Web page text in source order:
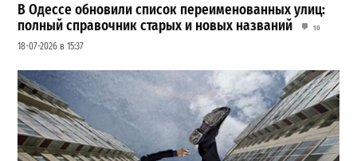
В Одессе обновили список переименованных улиц:
полный справочник старых и новых названий
10
18-07-2026 в 15:37